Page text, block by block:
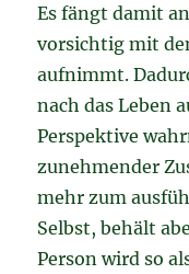
Es fängt damit
vorsichtig mit
aufnimmt.
nach das Leben
Perspektive
zunehmender
mehr zum
Selbst, behält
Person wird so